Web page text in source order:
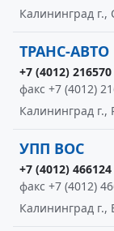
Калининград г.,
ТРАНС-АВТО
+7 (4012) 216570
факс +7 (4012)
Калининград г.,
УПП ВОС
+7 (4012) 466124
факс +7 (4012)
Калининград г.,